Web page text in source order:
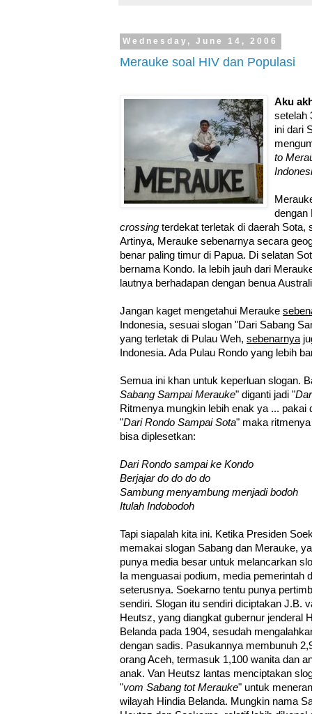
Wednesday, June 14, 2006
Merauke soal HIV dan Populasi
Aku
setelah
ini dari
to
dengan
crossing terdekat terletak di daerah Sota,
Artinya, Merauke sebenarnya secara
benar paling timur di Papua. Di selatan
bernama Kondo. Ia lebih jauh dari
lautnya berhadapan dengan benua
Jangan kaget mengetahui Merauke
Indonesia, sesuai slogan "Dari Sabang
yang terletak di Pulau Weh, sebenarnya
Indonesia. Ada Pulau Rondo yang lebih
Semua ini khan untuk keperluan slogan.
Sabang Sampai Merauke" diganti jadi "
Ritmenya mungkin lebih enak ya ... pakai
"Dari Rondo Sampai Sota" maka
bisa diplesetkan:
Dari Rondo sampai ke Kondo
Berjajar do do do do
Sambung menyambung menjadi bodoh
Itulah Indobodoh
Tapi siapalah kita ini. Ketika Presiden
memakai slogan Sabang dan Merauke,
punya media besar untuk melancarkan
Ia menguasai podium, media pemerintah
seterusnya. Soekarno tentu punya
sendiri. Slogan itu sendiri diciptakan J.B.
Heutsz, yang diangkat gubernur jenderal
Belanda pada 1904, sesudah
dengan sadis. Pasukannya membunuh
orang Aceh, termasuk 1,100 wanita dan
anak. Van Heutsz lantas menciptakan
"vom Sabang tot Merauke" untuk
wilayah Hindia Belanda. Mungkin nama